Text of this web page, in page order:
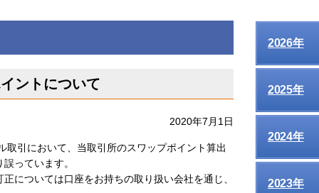
ントについて
2020年7月1日
引において、当取引所のスワップポイント算出
っています。
については口座をお持ちの取り扱い会社を通じ、
2026年
2025年
2024年
2023年